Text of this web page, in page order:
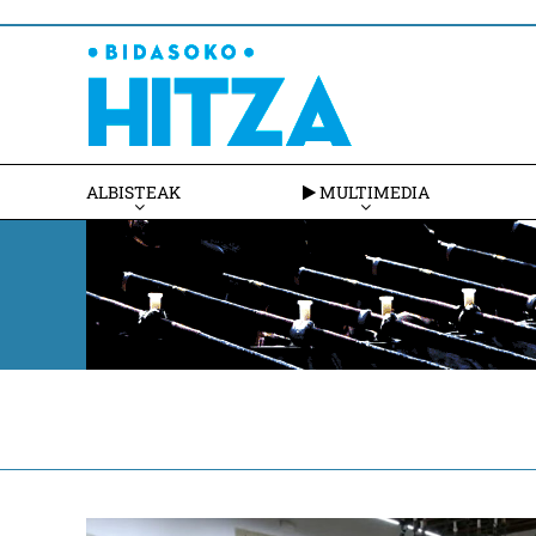
ALBISTEAK MULTIMEDIA